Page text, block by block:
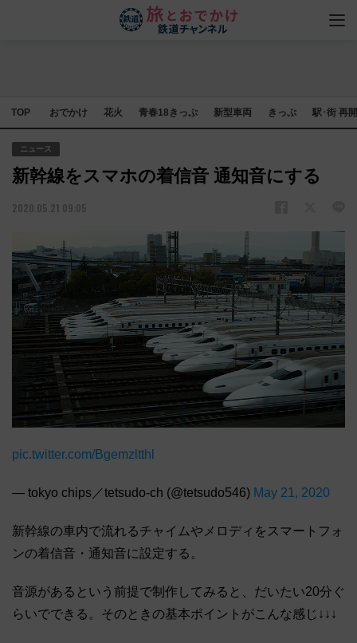
TOP おでかけ 花火 青春18きっぷ 新型車両 きっぷ 駅･街 再
ニュース
新幹線をスマホの着信音 通知音にする
2020.05.21 09:05
pic.twitter.com/Bgemzltthl
— tokyo chips／tetsudo-ch (@tetsudo546) May 21, 2020
新幹線の車内で流れるチャイムやメロディをスマートフォ
ンの着信音・通知音に設定する。
音源があるという前提で制作してみると、だいたい20分ぐ
らいでできる。そのときの基本ポイントがこんな感じ↓↓↓